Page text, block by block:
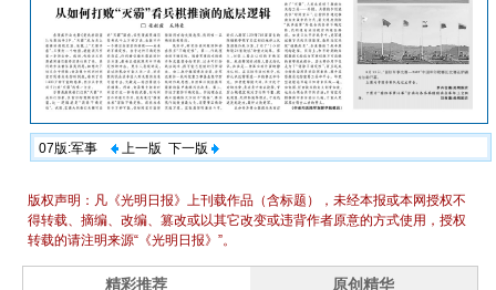
07版:军事 上一版 下一版